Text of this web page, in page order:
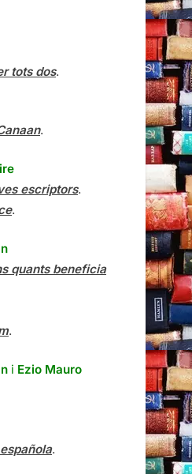
tots dos.
.
escriptors.
.
quants beneficia
.
i Ezio Mauro
.